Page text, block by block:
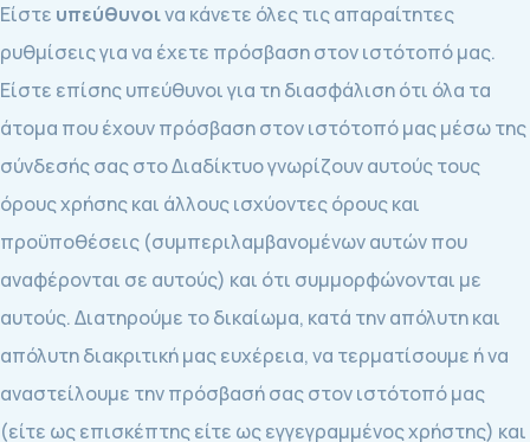
Είστε υπεύθυνοινα κάνετε όλες τις απαραίτητες
ρυθμίσεις για να έχετε πρόσβαση στον ιστότοπό μας.
Είστε επίσης υπεύθυνοι για τη διασφάλιση ότι όλα τα
άτομα που έχουν πρόσβαση στον ιστότοπό μας μέσω της
σύνδεσής σας στο Διαδίκτυο γνωρίζουν αυτούς τους
όρους χρήσης και άλλους ισχύοντες όρους και
προϋποθέσεις (συμπεριλαμβανομένων αυτών που
αναφέρονται σε αυτούς) και ότι συμμορφώνονται με
αυτούς. Διατηρούμε το δικαίωμα, κατά την απόλυτη και
απόλυτη διακριτική μας ευχέρεια, να τερματίσουμε ή να
αναστείλουμε την πρόσβασή σας στον ιστότοπό μας
(είτε ως επισκέπτης είτε ως εγγεγραμμένος χρήστης) και